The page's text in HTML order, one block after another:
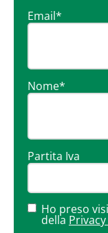
Email*
Nome*
Partita Iva
Ho preso
della